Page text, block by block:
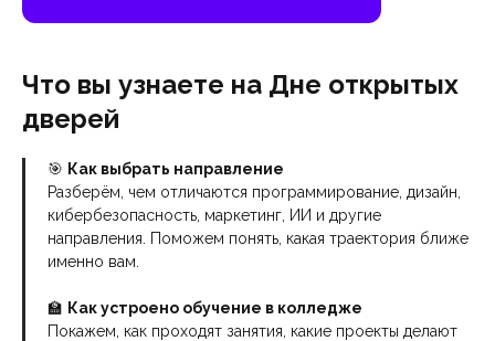
Что вы узнаете на Дне открытых
дверей
🎯 Как выбрать направление
Разберём, чем отличаются программирование, дизайн,
кибербезопасность, маркетинг, ИИ и другие
направления. Поможем понять, какая траектория ближе
именно вам.
🏫 Как устроено обучение в колледже
Покажем, как проходят занятия, какие проекты делают